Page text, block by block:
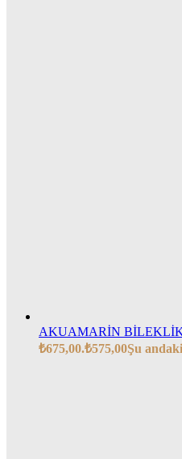
AKUAMARİN BİLEKLİK
₺675,00.₺575,00Şu